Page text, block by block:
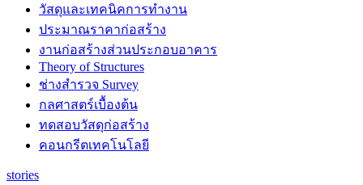
วัสดุและเทคนิคการทำงาน
ประมาณราคาก่อสร้าง
งานก่อสร้างส่วนประกอบอาคาร
Theory of Structures
ช่างสำรวจ Survey
กลศาสตร์เบื้องต้น
ทดสอบวัสดุก่อสร้าง
คอนกรีตเทคโนโลยี
stories